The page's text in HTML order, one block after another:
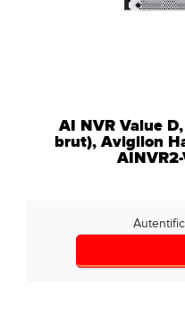
AI NVR Value
brut), Avigilon